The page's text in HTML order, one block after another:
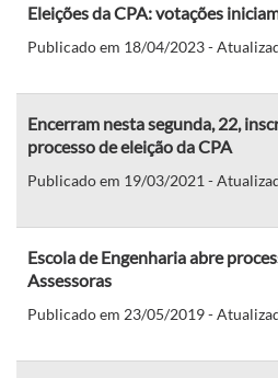
Eleições da CPA: votações
Publicado em 18/04/2023 -
Encerram nesta segunda, 22,
processo de eleição da CPA
Publicado em 19/03/2021 -
Escola de Engenharia abre
Assessoras
Publicado em 23/05/2019 -